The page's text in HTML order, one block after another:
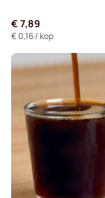
Capsules voor
Gevalia -
Belmio -
Friele -
Garibaldi -
Tonino
€ 7,89
€ 0,16/ kop